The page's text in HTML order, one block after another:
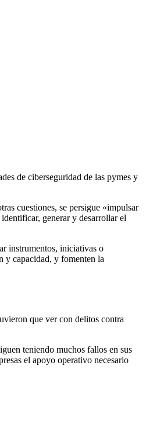
de ciberseguridad de las pymes y
cuestiones, se persigue «impulsar
generar y desarrollar el
instrumentos, iniciativas o
y capacidad, y fomenten la
que ver con delitos contra
teniendo muchos fallos en sus
el apoyo operativo necesario